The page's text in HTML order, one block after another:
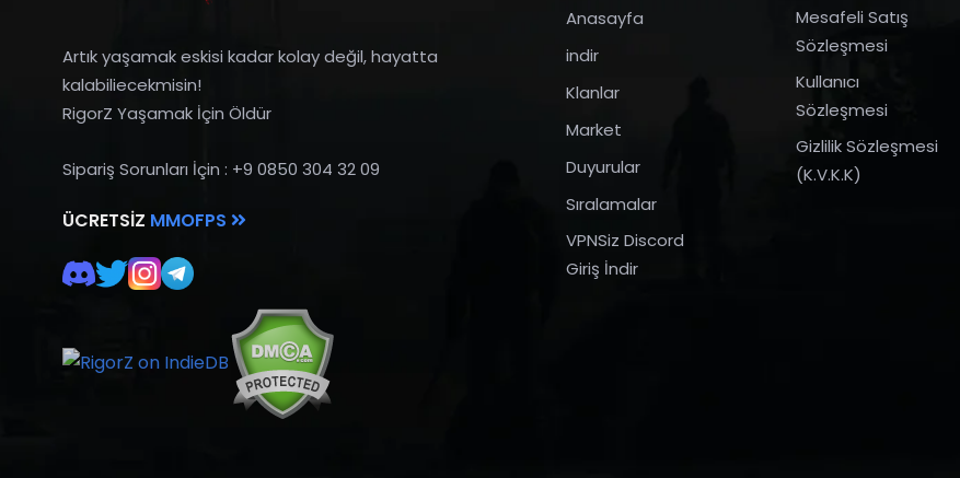
Artık yaşamak eskisi kadar kolay değil, hayatta
kalabiliecekmisin!
RigorZ Yaşamak İçin Öldür
Sipariş Sorunları İçin : +9 0850 304 32 09
ÜCRETSIZ MMOFPS
Anasayfa
indir
Klanlar
Market
Duyurular
Sıralamalar
VPNSiz Discord
Giriş İndir
Mesafeli Satış
Sözleşmesi
Kullanıcı
Sözleşmesi
Gizlilik Sözleşmesi
(K.V.K.K)